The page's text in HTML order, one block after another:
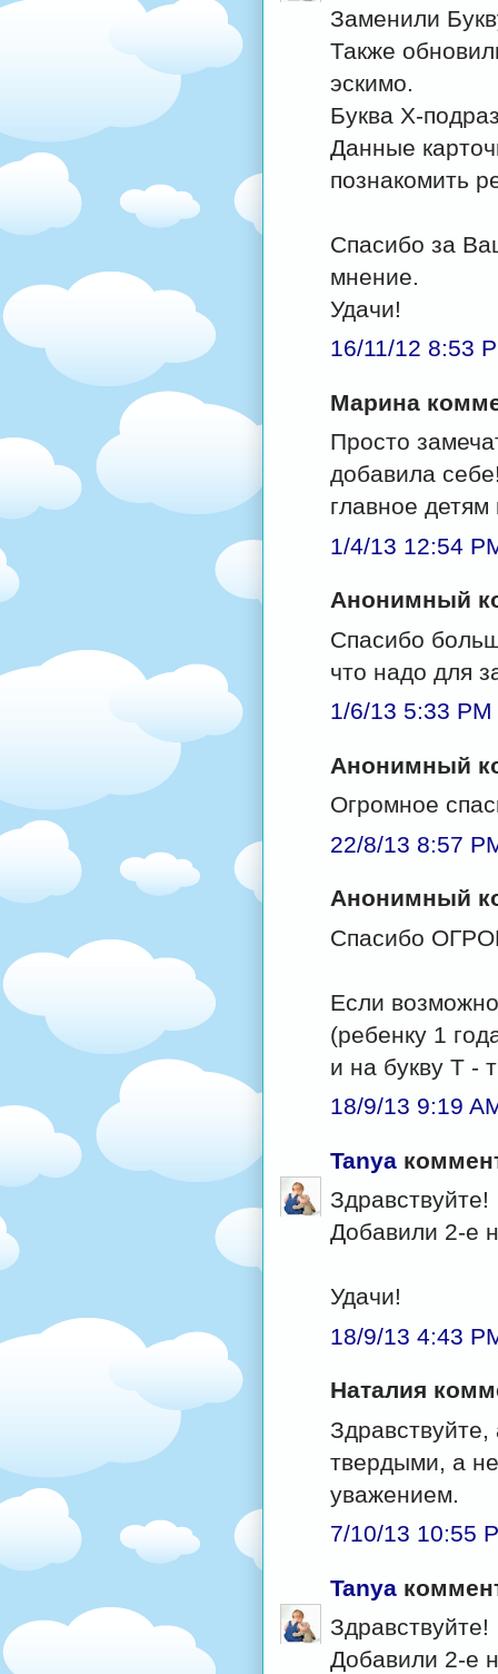
Заменили
Также
эскимо.
Буква Х-
Данные
познакомить
Спасибо за
мнение.
Удачи!
16/11/12 8:53
Марина
Просто
добавила
главное
1/4/13 12:54
Анонимный
Спасибо
что надо для
1/6/13 5:33 PM
Анонимный
Огромное
22/8/13 8:57
Анонимный
Спасибо
Если
(ребенку 1
и на букву Т -
18/9/13 9:19
Tanya
Здравствуйте!
Добавили 2-е
Удачи!
18/9/13 4:43
Наталия
твердыми, а
уважением.
7/10/13 10:55
Tanya
Здравствуйте!
Добавили 2-е